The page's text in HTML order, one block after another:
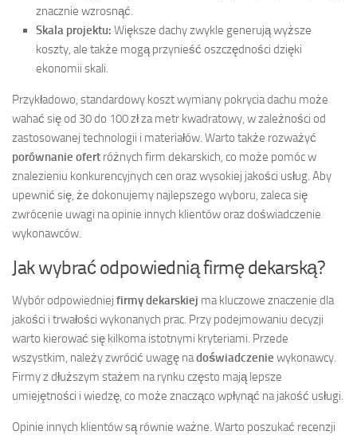
znacznie wzrosnąć.
Skala projektu: Większe dachy zwykle generują wyższe
koszty, ale także mogą przynieść oszczędności dzięki
ekonomii skali.
Przykładowo, standardowy koszt wymiany pokrycia dachu może
wahać się od 30 do 100 zł za metr kwadratowy, w zależności od
zastosowanej technologii i materiałów. Warto także rozważyć
porównanie ofert różnych firm dekarskich, co może pomóc w
znalezieniu konkurencyjnych cen oraz wysokiej jakości usług. Aby
upewnić się, że dokonujemy najlepszego wyboru, zaleca się
zwrócenie uwagi na opinie innych klientów oraz doświadczenie
wykonawców.
Jak wybrać odpowiednią firmę dekarską?
Wybór odpowiedniej firmy dekarskiej ma kluczowe znaczenie dla
jakości i trwałości wykonanych prac. Przy podejmowaniu decyzji
warto kierować się kilkoma istotnymi kryteriami. Przede
wszystkim, należy zwrócić uwagę nadoświadczenie wykonawcy.
Firmy z dłuższym stażem na rynku często mają lepsze
umiejętności i wiedzę, co może znacząco wpłynąć na jakość usługi.
Opinie innych klientów są równie ważne. Warto poszukać recenzji